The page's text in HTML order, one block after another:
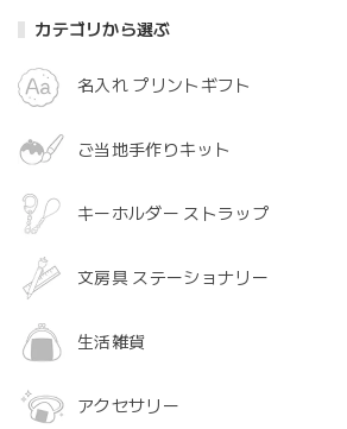
カテゴリから選ぶ
名入れ プリントギフト
ご当地手作りキット
キーホルダー ストラップ
文房具 ステーショナリー
生活雑貨
アクセサリー